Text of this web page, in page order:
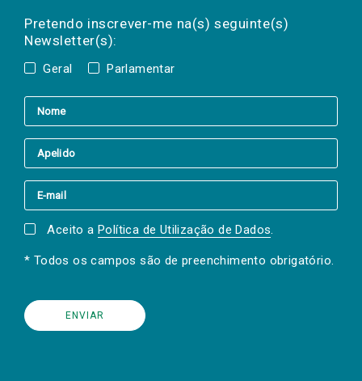
Pretendo inscrever-me na(s) seguinte(s)
Newsletter(s):
Geral Parlamentar
a(s) newsletter(s).
mail
Aceito a Política de Utilização de Dados.
* Todos os campos são de preenchimento obrigatório.